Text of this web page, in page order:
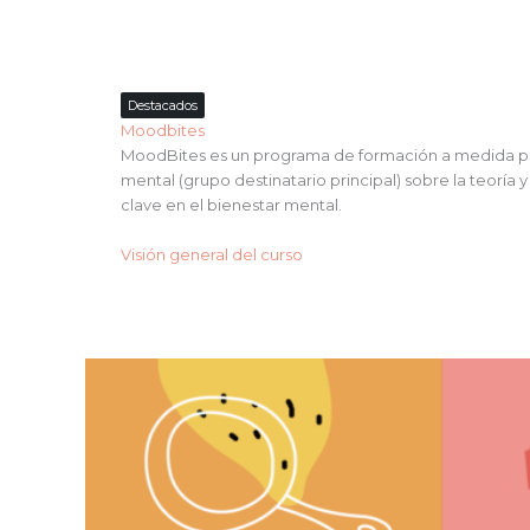
Destacados
Moodbites
MoodBites es un programa de formación a medida
mental (grupo destinatario principal) sobre la teoría
clave en el bienestar mental.
Visión general del curso